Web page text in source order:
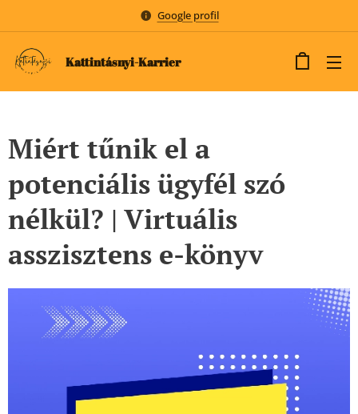
Google profil
Kattintásnyi-Karrier
Miért tűnik el a
potenciális ügyfél szó
nélkül? | Virtuális
asszisztens e-könyv